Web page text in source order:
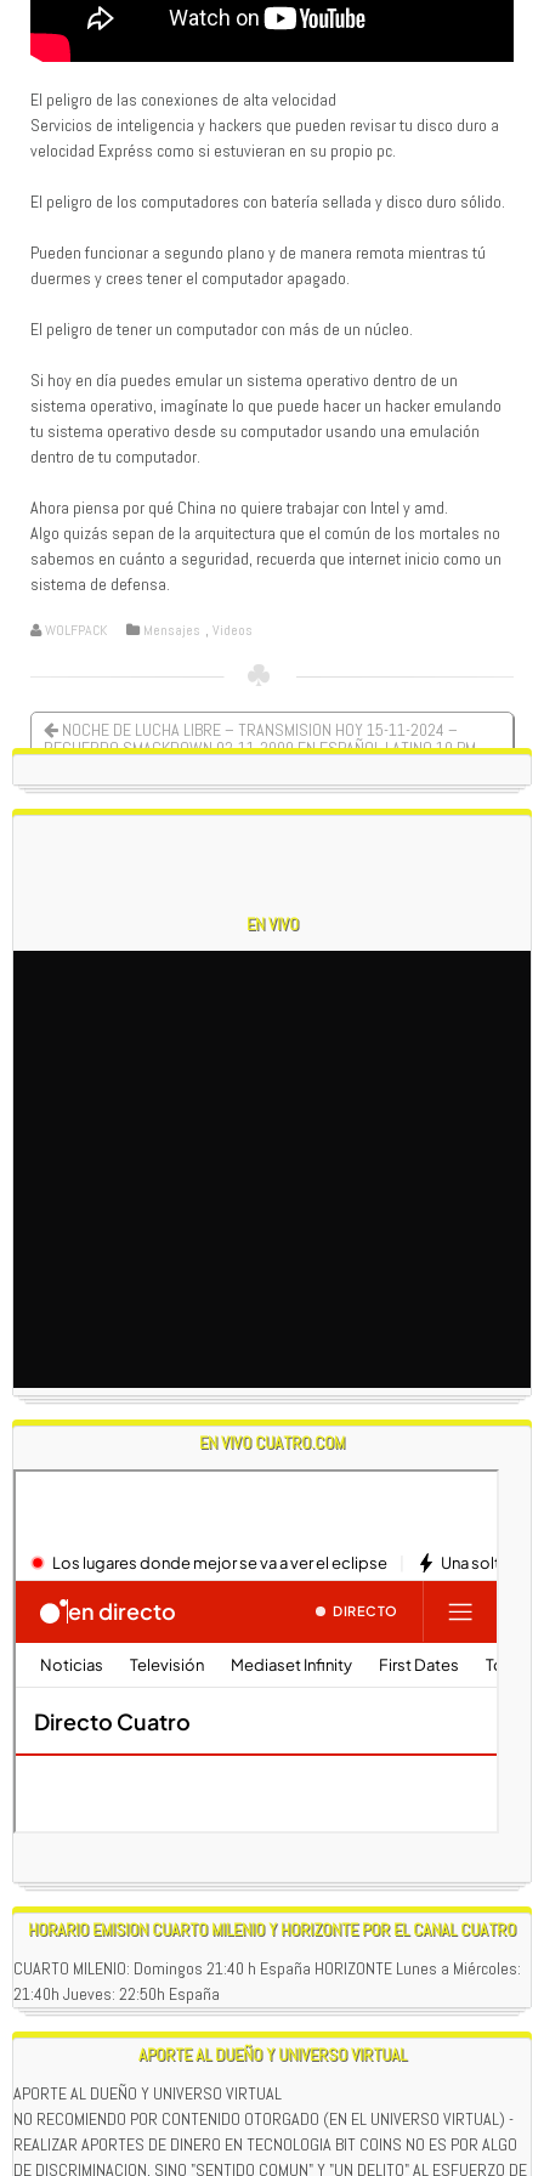
El peligro de las conexiones de alta velocidad
Servicios de inteligencia y hackers que pueden revisar tu disco duro a
velocidad Expréss como si estuvieran en su propio pc.
El peligro de los computadores con batería sellada y disco duro sólido.
Pueden funcionar a segundo plano y de manera remota mientras tú
duermes y crees tener el computador apagado.
El peligro de tener un computador con más de un núcleo.
Si hoy en día puedes emular un sistema operativo dentro de un
sistema operativo, imagínate lo que puede hacer un hacker emulando
tu sistema operativo desde su computador usando una emulación
dentro de tu computador.
Ahora piensa por qué China no quiere trabajar con Intel y amd.
Algo quizás sepan de la arquitectura que el común de los mortales no
sabemos en cuánto a seguridad, recuerda que internet inicio como un
sistema de defensa.
WOLFPACK Mensajes , Videos
NOCHE DE LUCHA LIBRE – TRANSMISION HOY 15-11-2024 –
RECUERDO SMACKDOWN 02-11-2000 EN ESPAÑOL LATINO 10 PM
EN VIVO
EN VIVO CUATRO.COM
HORARIO EMISION CUARTO MILENIO Y HORIZONTE POR EL CANAL CUATRO
CUARTO MILENIO: Domingos 21:40 h España HORIZONTE Lunes a Miércoles:
21:40h Jueves: 22:50h España
APORTE AL DUEÑO Y UNIVERSO VIRTUAL
APORTE AL DUEÑO Y UNIVERSO VIRTUAL
NO RECOMIENDO POR CONTENIDO OTORGADO (EN EL UNIVERSO VIRTUAL) -
REALIZAR APORTES DE DINERO EN TECNOLOGIA BIT COINS NO ES POR ALGO
DE DISCRIMINACION, SINO "SENTIDO COMUN" Y "UN DELITO" AL ESFUERZO DE